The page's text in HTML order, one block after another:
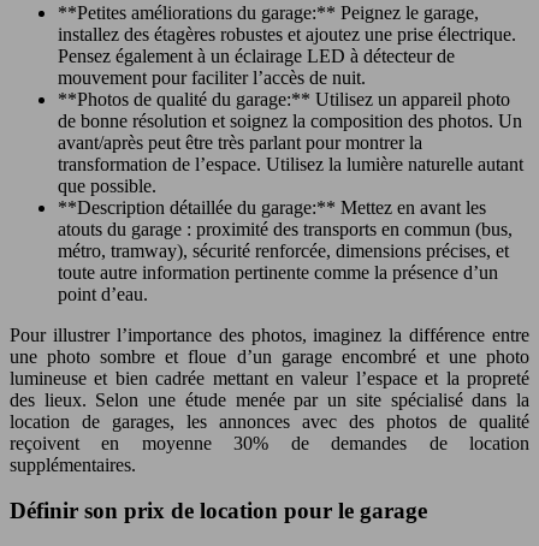
**Petites améliorations du garage:** Peignez le garage,
installez des étagères robustes et ajoutez une prise électrique.
Pensez également à un éclairage LED à détecteur de
mouvement pour faciliter l’accès de nuit.
**Photos de qualité du garage:** Utilisez un appareil photo
de bonne résolution et soignez la composition des photos. Un
avant/après peut être très parlant pour montrer la
transformation de l’espace. Utilisez la lumière naturelle autant
que possible.
**Description détaillée du garage:** Mettez en avant les
atouts du garage : proximité des transports en commun (bus,
métro, tramway), sécurité renforcée, dimensions précises, et
toute autre information pertinente comme la présence d’un
point d’eau.
Pour illustrer l’importance des photos, imaginez la différence entre
une photo sombre et floue d’un garage encombré et une photo
lumineuse et bien cadrée mettant en valeur l’espace et la propreté
des lieux. Selon une étude menée par un site spécialisé dans la
location de garages, les annonces avec des photos de qualité
reçoivent en moyenne 30% de demandes de location
supplémentaires.
Définir son prix de location pour le garage